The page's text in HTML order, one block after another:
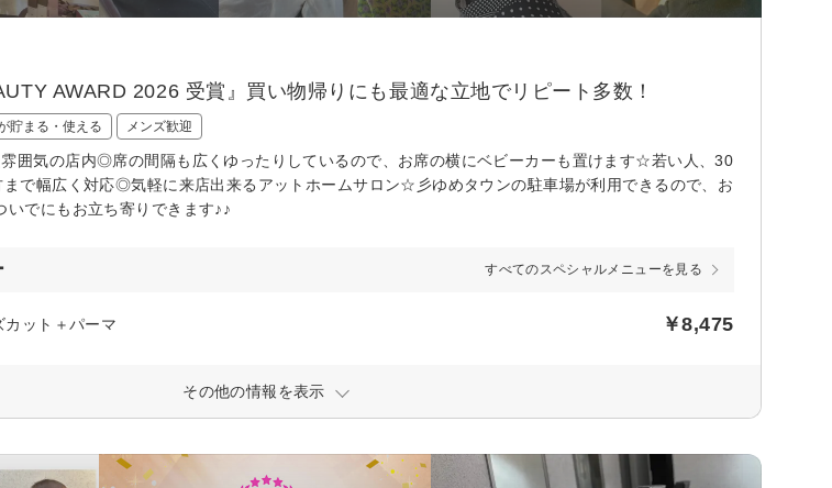
AWARD 2026 受賞』買い物帰りにも最適な立地でリピート多数！
貯まる・使える メンズ歓迎
囲気の店内◎席の間隔も広くゆったりしているので、お席の横にベビーカーも置けます☆若い人、30
まで幅広く対応◎気軽に来店出来るアットホームサロン☆彡ゆめタウンの駐車場が利用できるので、お
でにもお立ち寄りできます♪♪
すべてのスペシャルメニューを見る
ット＋パーマ ￥8,475
その他の情報を表示